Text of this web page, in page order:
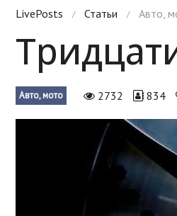
Новости
Экономика
Происшествия
Hi-Tech. Интернет
Наука и техника
LivePosts / Статьи / Авто,
Авто, мото 2732 834